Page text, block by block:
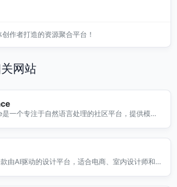
作者打造的资源聚合平台！
网站
一个专注于自然语言处理的社区平台，提供模型
由AI驱动的设计平台，适合电商、室内设计师和内